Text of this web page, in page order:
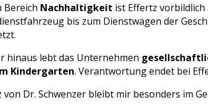
Bereich Nachhaltigkeit ist Effertz
bis zum Dienstwagen der
hinaus lebt das Unternehmen
Kindergarten. Verantwortung endet bei
von Dr. Schwenzer bleibt mir besonders im